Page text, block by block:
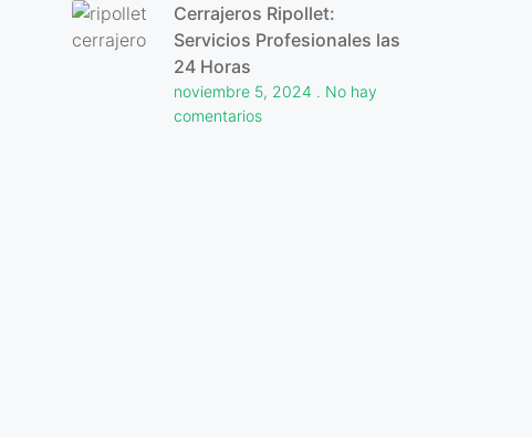
Cerrajeros Ripollet:
Servicios Profesionales las
24 Horas
noviembre 5, 2024
No hay
comentarios